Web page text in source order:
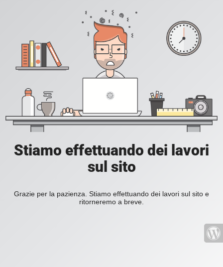
Stiamo effettuando dei lavori
sul sito
Grazie per la pazienza. Stiamo effettuando dei lavori sul sito e
ritorneremo a breve.